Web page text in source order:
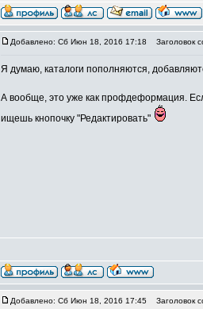
Добавлено: Сб Июн 18, 2016 17:18 Заголовок
Я думаю, каталоги пополняются,
А вообще, это уже как профдеформация.
ищешь кнопочку "Редактировать"
Добавлено: Сб Июн 18, 2016 17:45 Заголовок